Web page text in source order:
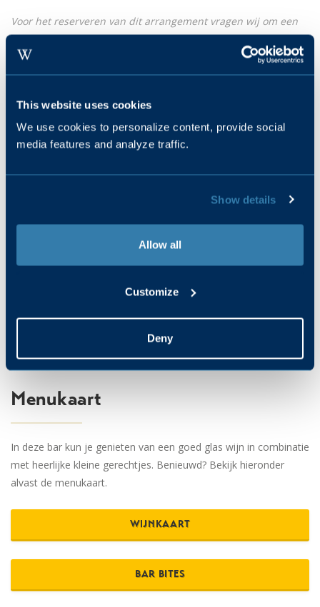
This website uses cookies
We use cookies to personalize content, provide social
media features and analyze traffic.
Show details
Allow all
Customize
Deny
Voor het reserveren van dit arrangement vragen wij om een
aanbetaling van €12,50*. Deze wordt in mindering gebracht
op de rekening in de wijnbar.
met onze reserveringsafdeling.
Menukaart
In deze bar kun je genieten van een goed glas wijn in combinatie
met heerlijke kleine gerechtjes. Benieuwd? Bekijk hieronder
alvast de menukaart.
WIJNKAART
BAR BITES